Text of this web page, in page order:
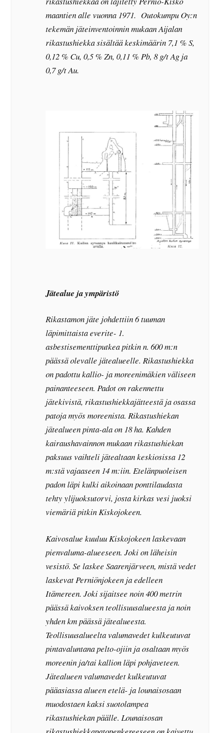
maantien alle vuonna 1971. Outokumpu Oy:n
tekemän jäteinventoinnin mukaan Aijalan
rikastushiekka sisältää keskimäärin 7,1 % S,
0,12 % Cu, 0,5 % Zn, 0,11 % Pb, 8 g/t Ag ja
0,7 g/t Au.
Jätealue ja ympäristö
Rikastamon jäte johdettiin 6 tuuman
läpimittaista everite- 1.
asbestisementtiputkea pitkin n. 600 m:n
päässä olevalle jätealueelle. Rikastushiekka
on padottu kallio- ja moreenimäkien väliseen
painanteeseen. Padot on rakennettu
jätekivistä, rikastushiekkajätteestä ja osassa
patoja myös moreenista. Rikastushiekan
jätealueen pinta-ala on 18 ha. Kahden
kairaushavainnon mukaan rikastushiekan
paksuus vaihteli jätealtaan keskiosissa 12
m:stä vajaaseen 14 m:iin. Etelänpuoleisen
padon läpi kulki aikoinaan ponttilaudasta
tehty ylijuoksutorvi, josta kirkas vesi juoksi
viemäriä pitkin Kiskojokeen.
Kaivosalue kuuluu Kiskojokeen laskevaan
pienvaluma-alueeseen. Joki on läheisin
vesistö. Se laskee Saarenjärveen, mistä vedet
laskevat Perniönjokeen ja edelleen
Itämereen. Joki sijaitsee noin 400 metrin
päässä kaivoksen teollisuusalueesta ja noin
yhden km päässä jätealueesta.
Teollisuusalueelta valumavedet kulkeutuvat
pintavaluntana pelto-ojiin ja osaltaan myös
moreenin ja/tai kallion läpi pohjaveteen.
Jätealueen valumavedet kulkeutuvat
pääasiassa alueen etelä- ja lounaisosaan
muodostaen kaksi suotolampea
rikastushiekan päälle. Lounaisosan